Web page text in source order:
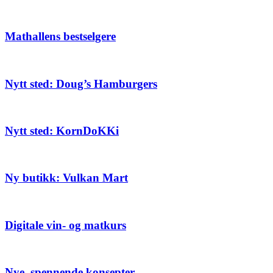
Mathallens bestselgere
Nytt sted: Doug’s Hamburgers
Nytt sted: KornDoKKi
Ny butikk: Vulkan Mart
Digitale vin- og matkurs